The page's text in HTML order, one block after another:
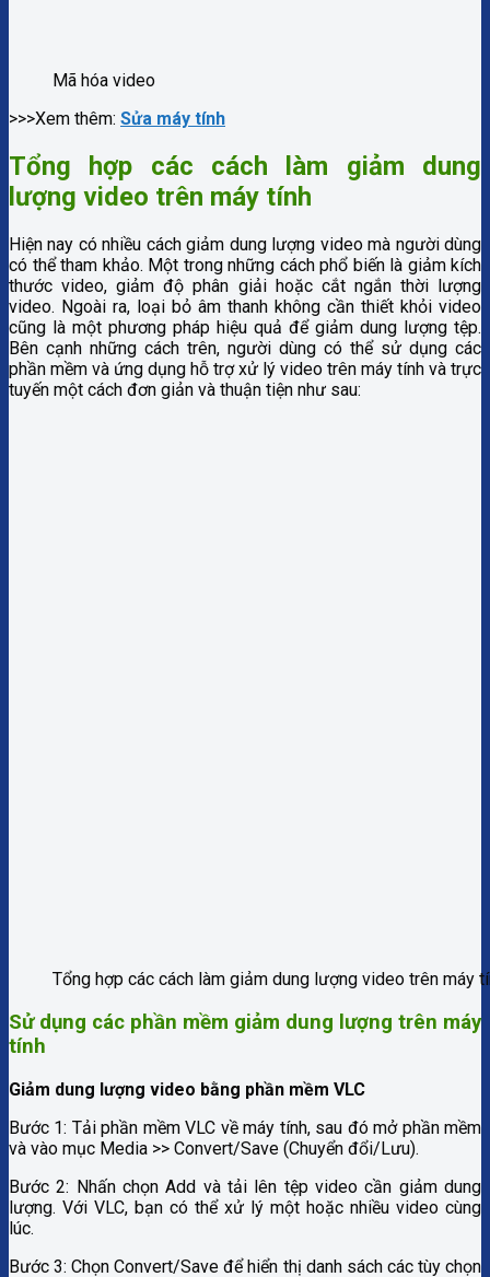
Mã hóa video
>>>Xem thêm: Sửa máy tính
Tổng hợp các cách làm giảm dung
lượng video trên máy tính
Hiện nay có nhiều cách giảm dung lượng video mà người dùng
có thể tham khảo. Một trong những cách phổ biến là giảm kích
thước video, giảm độ phân giải hoặc cắt ngắn thời lượng
video. Ngoài ra, loại bỏ âm thanh không cần thiết khỏi video
cũng là một phương pháp hiệu quả để giảm dung lượng tệp.
Bên cạnh những cách trên, người dùng có thể sử dụng các
phần mềm và ứng dụng hỗ trợ xử lý video trên máy tính và trực
tuyến một cách đơn giản và thuận tiện như sau:
Tổng hợp các cách làm giảm dung lượng video trên máy
Sử dụng các phần mềm giảm dung lượng trên máy
tính
Giảm dung lượng video bằng phần mềm VLC
Bước 1: Tải phần mềm VLC về máy tính, sau đó mở phần mềm
và vào mục Media >> Convert/Save (Chuyển đổi/Lưu).
Bước 2: Nhấn chọn Add và tải lên tệp video cần giảm dung
lượng. Với VLC, bạn có thể xử lý một hoặc nhiều video cùng
lúc.
Bước 3: Chọn Convert/Save để hiển thị danh sách các tùy chọn